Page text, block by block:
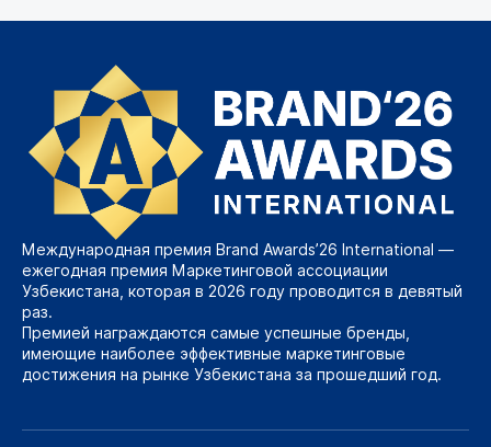
Международная премия Brand Awards’26 International —
ежегодная премия Маркетинговой ассоциации
Узбекистана, которая в 2026 году проводится в девятый
раз.
Премией награждаются самые успешные бренды,
имеющие наиболее эффективные маркетинговые
достижения на рынке Узбекистана за прошедший год.